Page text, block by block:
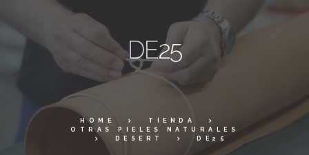
DE25
HOME
TIENDA
OTRAS PIELES NATURALES
DESERT
DE25